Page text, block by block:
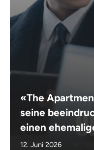
«The
seine
einen
12. Juni 2026